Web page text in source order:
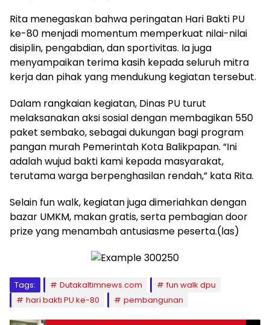
Rita menegaskan bahwa peringatan Hari Bakti PU
ke-80 menjadi momentum memperkuat nilai-nilai
disiplin, pengabdian, dan sportivitas. Ia juga
menyampaikan terima kasih kepada seluruh mitra
kerja dan pihak yang mendukung kegiatan tersebut.
Dalam rangkaian kegiatan, Dinas PU turut
melaksanakan aksi sosial dengan membagikan 550
paket sembako, sebagai dukungan bagi program
pangan murah Pemerintah Kota Balikpapan. “Ini
adalah wujud bakti kami kepada masyarakat,
terutama warga berpenghasilan rendah,” kata Rita.
Selain fun walk, kegiatan juga dimeriahkan dengan
bazar UMKM, makan gratis, serta pembagian door
prize yang menambah antusiasme peserta.(las)
Tags: Dutakaltimnews.com
fun walk dpu
hari bakti PU ke-80
pembangunan